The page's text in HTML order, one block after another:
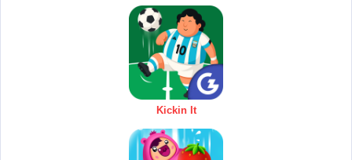
Kickin It